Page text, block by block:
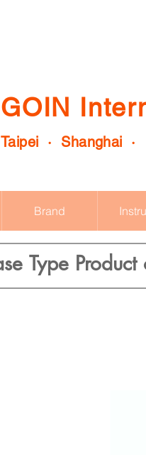
GOIN
Taipei · Shanghai ·
Brand